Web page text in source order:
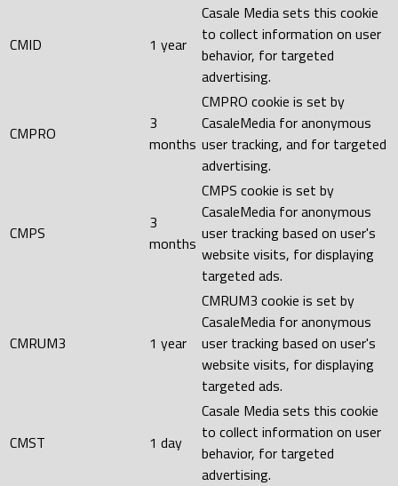
CMID 1 year
Casale Media sets this cookie
to collect information on user
behavior, for targeted
advertising.
CMPRO
3
months
CMPRO cookie is set by
CasaleMedia for anonymous
user tracking, and for targeted
advertising.
CMPS
3
months
CMPS cookie is set by
CasaleMedia for anonymous
user tracking based on user's
website visits, for displaying
targeted ads.
CMRUM3 1 year
CMRUM3 cookie is set by
CasaleMedia for anonymous
user tracking based on user's
website visits, for displaying
targeted ads.
CMST 1 day
Casale Media sets this cookie
to collect information on user
behavior, for targeted
advertising.